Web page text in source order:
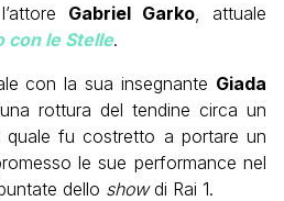
Gabriel Garko, attuale
con le Stelle.
con la sua insegnante Giada
rottura del tendine circa un
fu costretto a portare un
le sue performance nel
dello showdi Rai 1.